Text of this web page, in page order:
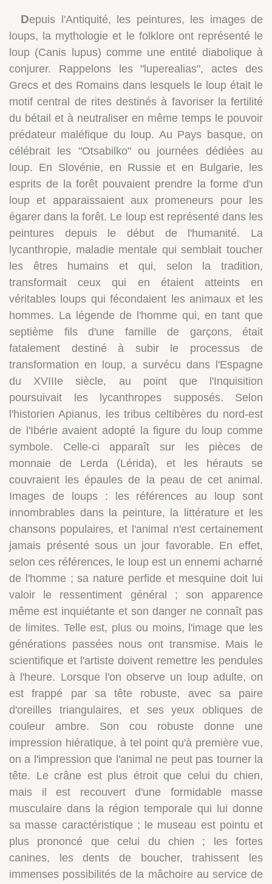
Depuis l'Antiquité, les peintures, les images de
loups, la mythologie et le folklore ont représenté le
loup (Canis lupus) comme une entité diabolique à
conjurer. Rappelons les "luperealias", actes des
Grecs et des Romains dans lesquels le loup était le
motif central de rites destinés à favoriser la fertilité
du bétail et à neutraliser en même temps le pouvoir
prédateur maléfique du loup. Au Pays basque, on
célébrait les "Otsabilko" ou journées dédiées au
loup. En Slovénie, en Russie et en Bulgarie, les
esprits de la forêt pouvaient prendre la forme d'un
loup et apparaissaient aux promeneurs pour les
égarer dans la forêt. Le loup est représenté dans les
peintures depuis le début de l'humanité. La
lycanthropie, maladie mentale qui semblait toucher
les êtres humains et qui, selon la tradition,
transformait ceux qui en étaient atteints en
véritables loups qui fécondaient les animaux et les
hommes. La légende de l'homme qui, en tant que
septième fils d'une famille de garçons, était
fatalement destiné à subir le processus de
transformation en loup, a survécu dans l'Espagne
du XVIIIe siècle, au point que l'Inquisition
poursuivait les lycanthropes supposés. Selon
l'historien Apianus, les tribus celtibères du nord-est
de l'Ibérie avaient adopté la figure du loup comme
symbole. Celle-ci apparaît sur les pièces de
monnaie de Lerda (Lérida), et les hérauts se
couvraient les épaules de la peau de cet animal.
Images de loups : les références au loup sont
innombrables dans la peinture, la littérature et les
chansons populaires, et l'animal n'est certainement
jamais présenté sous un jour favorable. En effet,
selon ces références, le loup est un ennemi acharné
de l'homme ; sa nature perfide et mesquine doit lui
valoir le ressentiment général ; son apparence
même est inquiétante et son danger ne connaît pas
de limites. Telle est, plus ou moins, l'image que les
générations passées nous ont transmise. Mais le
scientifique et l'artiste doivent remettre les pendules
à l'heure. Lorsque l'on observe un loup adulte, on
est frappé par sa tête robuste, avec sa paire
d'oreilles triangulaires, et ses yeux obliques de
couleur ambre. Son cou robuste donne une
impression hiératique, à tel point qu'à première vue,
on a l'impression que l'animal ne peut pas tourner la
tête. Le crâne est plus étroit que celui du chien,
mais il est recouvert d'une formidable masse
musculaire dans la région temporale qui lui donne
sa masse caractéristique ; le museau est pointu et
plus prononcé que celui du chien ; les fortes
canines, les dents de boucher, trahissent les
immenses possibilités de la mâchoire au service de